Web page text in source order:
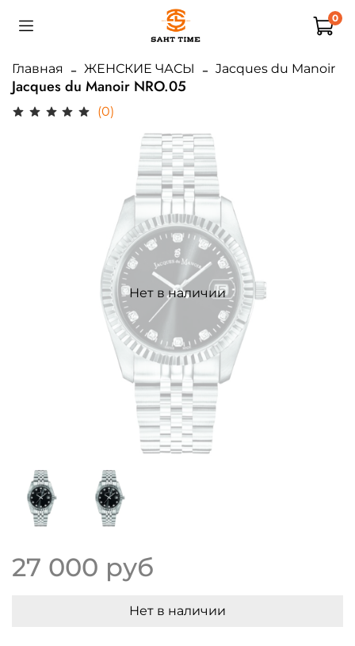
0
Главная ЖЕНСКИЕ ЧАСЫ Jacques du Manoir
Jacques du Manoir NRO.05
(0)
Нет в наличии
27 000 руб
Нет в наличии